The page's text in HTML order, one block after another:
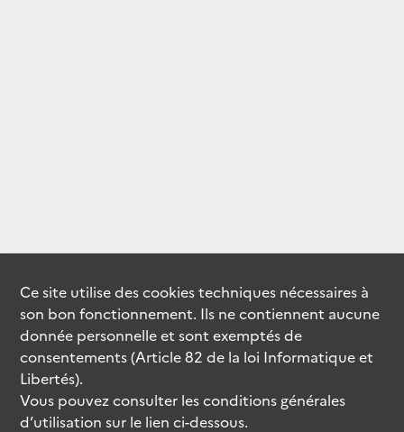
Ce site utilise descookiestechniques nécessaires à
son bon fonctionnement. Ils ne contiennent aucune
donnée personnelle et sont exemptés de
consentements (Article 82 de la loi Informatique et
Libertés).
Vous pouvez consulter les conditions générales
d’utilisation sur le lien ci-dessous.